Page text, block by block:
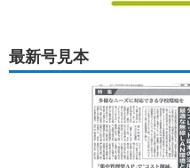
最新号見本